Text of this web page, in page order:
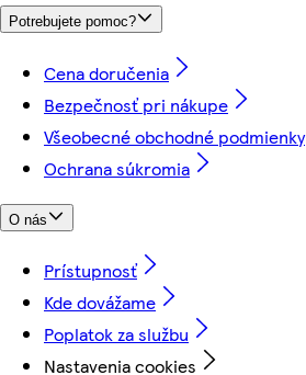
Potrebujete pomoc?
Cena doručenia
Bezpečnosť pri nákupe
Všeobecné obchodné podmienky
Ochrana súkromia
O nás
Prístupnosť
Kde dovážame
Poplatok za službu
Nastavenia cookies